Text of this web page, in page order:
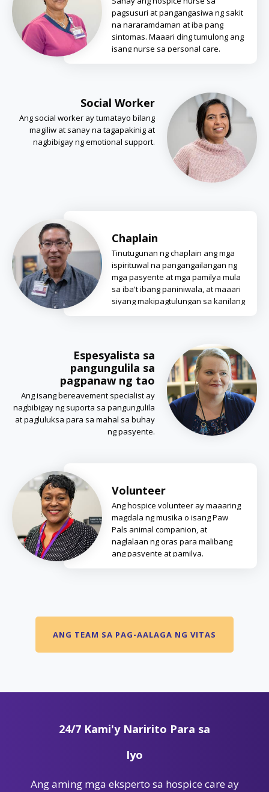
pagsusuri at pangangasiwa ng sakit
na nararamdaman at iba pang
sintomas. Maaari ding tumulong ang
isang nurse sa personal care.
Social Worker
Ang social worker ay tumatayo bilang
magiliw at sanay na tagapakinig at
nagbibigay ng emotional support.
Chaplain
Tinutugunan ng chaplain ang mga
ispirituwal na pangangailangan ng
mga pasyente at mga pamilya mula
sa iba't ibang paniniwala, at maaari
siyang makipagtulungan sa kanilang
Espesyalista sa
pangungulila sa
pagpanaw ng tao
Ang isang bereavement specialist ay
nagbibigay ng suporta sa pangungulila
at pagluluksa para sa mahal sa buhay
ng pasyente.
Volunteer
Ang hospice volunteer ay maaaring
magdala ng musika o isang Paw
Pals animal companion, at
naglalaan ng oras para malibang
ang pasyente at pamilya.
ANG TEAM SA PAG-AALAGA NG VITAS
24/7 Kami'y Naririto Para sa
Iyo
Ang aming mga eksperto sa hospice care ay